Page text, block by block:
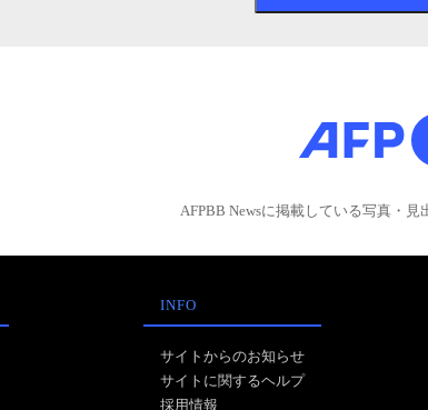
AFPBB Newsに掲載している写真・
INFO
サイトからのお知らせ
サイトに関するヘルプ
採用情報